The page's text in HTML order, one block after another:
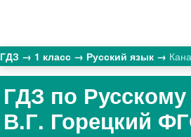
ГДЗ 1 класс Русский язык
ГДЗ по
В.Г. Горецкий